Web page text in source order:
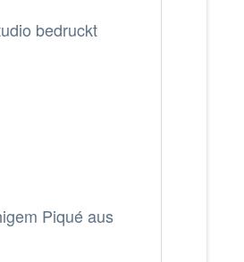
bedruckt
Piqué aus